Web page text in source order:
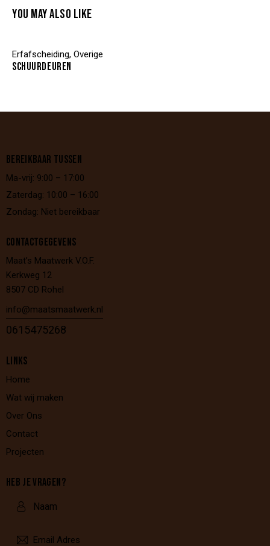
YOU MAY ALSO LIKE
Erfafscheiding, Overige
SCHUURDEUREN
BEREIKBAAR TUSSEN
Ma-vrij: 9:00 – 17:00
Zaterdag: 10:00 – 16:00
Zondag: Niet bereikbaar
CONTACTGEGEVENS
Maat’s Maatwerk V.O.F.
Kerkweg 12
8507 CD Rohel
info@maatsmaatwerk.nl
0615475268
LINKS
Home
Wat wij maken
Over Ons
Contact
Projecten
HEB JE VRAGEN?